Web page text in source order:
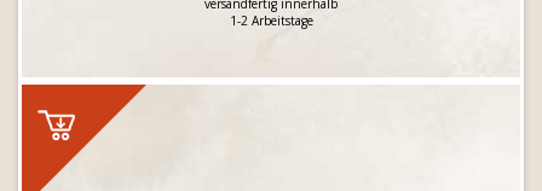
versandfertig innerhalb
1-2 Arbeitstage